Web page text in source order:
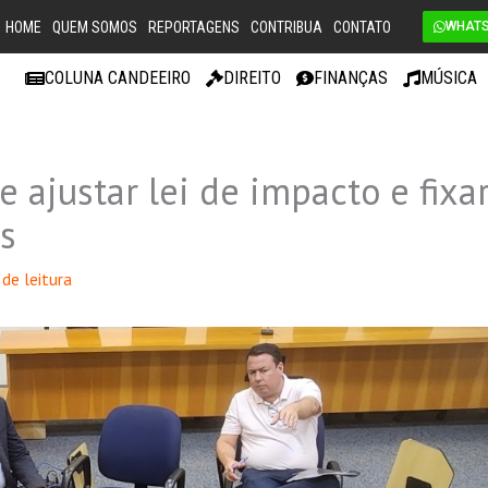
HOME QUEM SOMOS REPORTAGENS CONTRIBUA CONTATO
COLUNA CANDEEIRO DIREITO FINANÇAS MÚSICA
ajustar lei de impacto e
leitura